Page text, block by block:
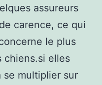
assureurs
carence, ce qui
le plus
chiens.si elles
multiplier sur